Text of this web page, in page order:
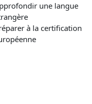
une langue
à la certification